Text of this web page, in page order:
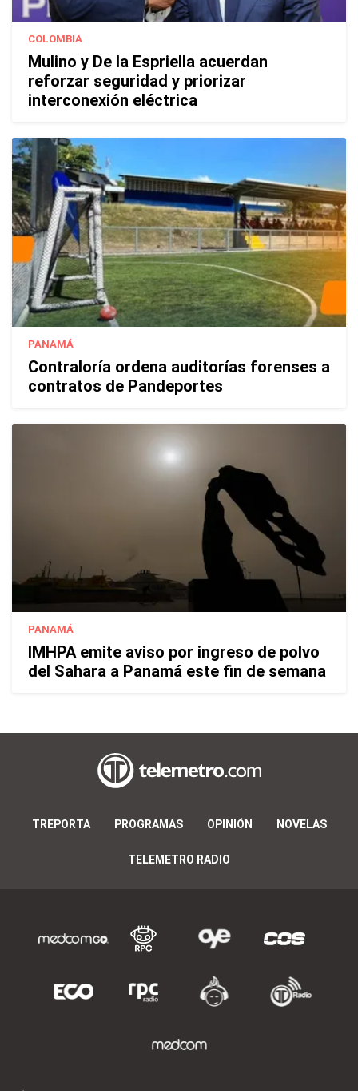
COLOMBIA
Mulino y De la Espriella acuerdan
reforzar seguridad y priorizar
interconexión eléctrica
PANAMÁ
Contraloría ordena auditorías forenses a
contratos de Pandeportes
PANAMÁ
IMHPA emite aviso por ingreso de polvo
del Sahara a Panamá este fin de semana
TREPORTA PROGRAMAS OPINIÓN NOVELAS
TELEMETRO RADIO